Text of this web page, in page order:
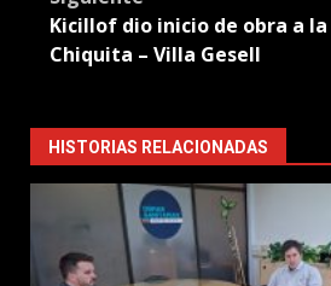
Kicillof dio inicio de obra a
Chiquita – Villa Gesell
HISTORIAS RELACIONADAS